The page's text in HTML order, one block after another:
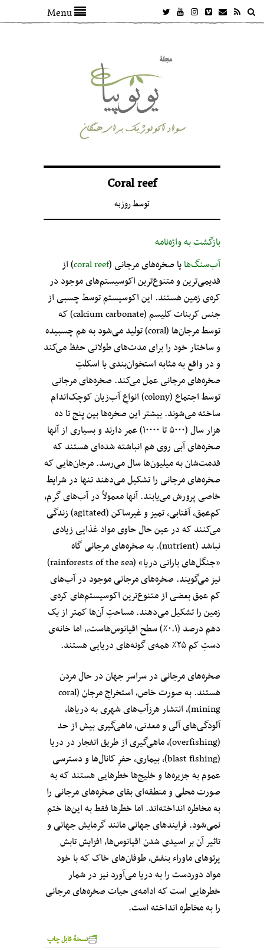
Menu
Coral reef
توسطروزبه
بازگشت به واژه‌نامه
آب‌سنگ‌هایا صخره‌های مرجانی (coral reef) از
قدیمی‌ترین و متنوع‌ترین اکوسیستم‌های موجود در
کره‌ی زمین هستند. این اکوسیستم توسط چسبی از
جنس کربنات کلیسم (calcium carbonate) که
توسط مرجان‌ها (coral) تولید می‌شود به هم چسبیده
و ساختار خود را برای مدت‌های طولانی حفظ می‌کند
و در واقع به مثابه استخوان‌بندی یا اسکلتِ
صخره‌های مرجانی عمل می‌کند. صخره‌های مرجانی
توسط اجتماع‌ (colony) انواعِ آب‌زیان کوچک‌اندام
ساخته می‌شوند. بیشتر این صخره‌ها بین پنج تا ده
هزار سال (۵۰۰۰ تا ۱۰۰۰۰) عمر دارند و بسیاری از آنها
صخره‌های آبی روی هم انباشته شده‌ای هستند که
قدمت‌شان به میلیون‌ها سال می‌رسد. مرجان‌هایی که
صخره‌های مرجانی را تشکیل می‌دهند تنها در شرایط
خاصی پرورش می‌یابند. آنها معمولاً در آب‌های گرم،
کم‌عمق، آفتابی، تمیز و غیرساکن (agitated) زندگی
می‌کنند که در عین حال حاوی مواد غذایی زیادی
نباشد (nutrient). به صخره‌های مرجانی گاه
«جنگل‌های بارانی دریا» (rainforests of the sea)
نیز می‌گویند. صخره‌های مرجانی موجود در آب‌های
کم عمق بعضی از متنوع‌ترین اکوسیستم‌های کره‌ی
زمین را تشکیل می‌دهند. مساحتِ آن‌ها کمتر از یک
دهم درصد (۰.۱٪) سطح اقیانوس‌هاست،، اما خانه‌ی
دست‌ِ کم ۲۵٪ همه‌ی گونه‌های دریایی هستند.
صخره‌های مرجانی در سراسر جهان در حالِ مردن
هستند. به صورت خاص، استخراجِ مرجان‌ (coral
mining)، انتشار هرزآب‌های شهری به دریاها،
آلودگی‌های آلی و معدنی، ماهی‌گیری بیش از حد
(overfishing)، ماهی‌گیری از طریق انفجار در دریا
(blast fishing)، بیماری، حفرِ کانال‌ها و دسترسی
عموم به جزیره‌ها و خلیج‌ها خطرهایی هستند که به
صورت محلی و منطقه‌ای بقای صخره‌های مرجانی را
به مخاطره انداخته‌اند. اما خطرها فقط به این‌ها ختم
نمی‌شود. فرایندهای جهانی مانند گرمایش جهانی و
تاثیر آن بر اسیدی شدن اقیانوس‌ها، افزایش تابش
پرتوهای ماوراء بنفش، طوفان‌های خاک که با خود
مواد دوردست را به دریا می‌آورد نیز در شمار
خطرهایی است که ادامه‌ی حیات صخره‌های مرجانی
را به مخاطره انداخته است.
نسخهٔ قابل چاپ